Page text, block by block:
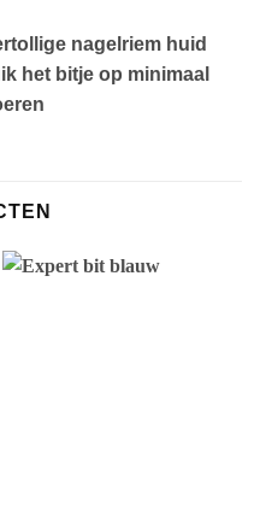
nagelriem huid
het bitje op minimaal